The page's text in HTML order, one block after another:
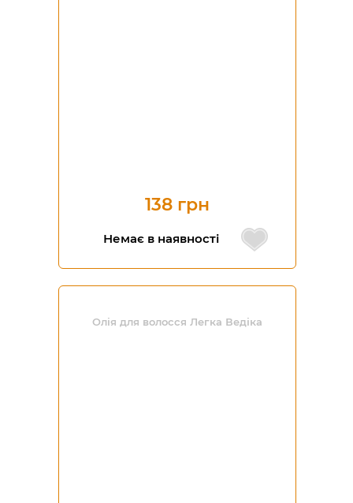
138 грн
Немає в наявності
Олія для волосся Легка Ведіка